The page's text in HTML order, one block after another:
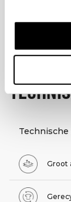
Groot